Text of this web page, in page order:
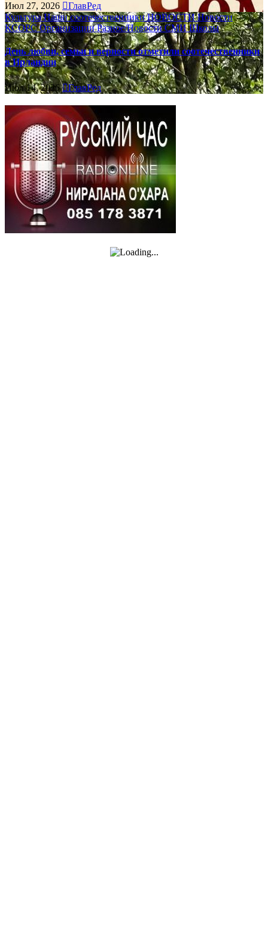
Июл 27, 2026
ГлавРед
КультураНаши соотечественникиНОВОСТИНовости
КСОРСОрганизацииРазное/НовостиСМИШколы
День любви, семьи и верности отметили соотечественники
в Ирландии
Июл 14, 2026 ГлавРед